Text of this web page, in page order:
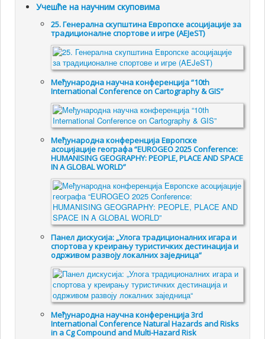
Учешће на научним скуповима
25. Генералнa скупштинa Европске асоцијације за
традиционалне спортове и игре (AEJeST)
Међународна научна конференција “10th
International Conference on Cartography & GIS”
Међународна конференција Европске
асоцијације географа “EUROGEO 2025 Conference:
HUMANISING GEOGRAPHY: PEOPLE, PLACE AND SPACE
IN A GLOBAL WORLD”
Панел дискусија: „Улога традиционалних игара и
спортова у креирању туристичких дестинација и
одрживом развоју локалних заједница“
Међународна научна конференција 3rd
International Conference Natural Hazards and Risks
in a Cg Compound and Multi-Hazard Risk